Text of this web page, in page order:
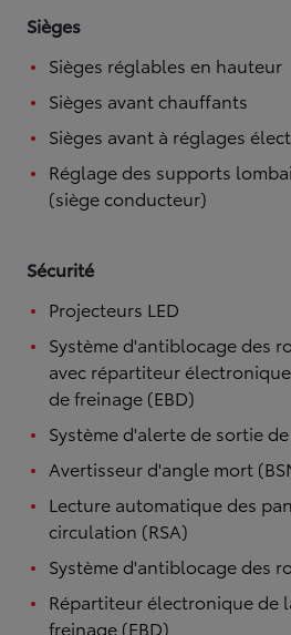
Sièges
Sièges réglables en hauteur
Sièges avant chauffants
Sièges avant à réglages
Réglage des supports
(siège conducteur)
Sécurité
Projecteurs LED
Système d'antiblocage des
avec répartiteur
de freinage (EBD)
Système d'alerte de sortie
Avertisseur d'angle mort
Lecture automatique des
circulation (RSA)
Système d'antiblocage des
Répartiteur électronique de
freinage (EBD)